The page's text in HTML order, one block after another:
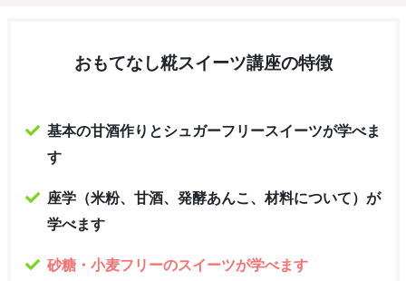
おもてなし糀スイーツ講座の特徴
基本の甘酒作りとシュガーフリースイーツが学べま
す
座学（米粉、甘酒、発酵あんこ、材料について）が
学べます
砂糖・小麦フリーのスイーツが学べます